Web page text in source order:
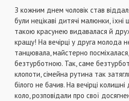
З кожним днем чоловік став
були нецікаві дитячі малюнки,
такою красунею видавалася й
кращу! На вечірці у друга молода
танцювала, майстерно
безтурботною. Так, саме
клопоти, сімейна рутина так
білого не бачив. На вечірці
коло, розповідали про свої